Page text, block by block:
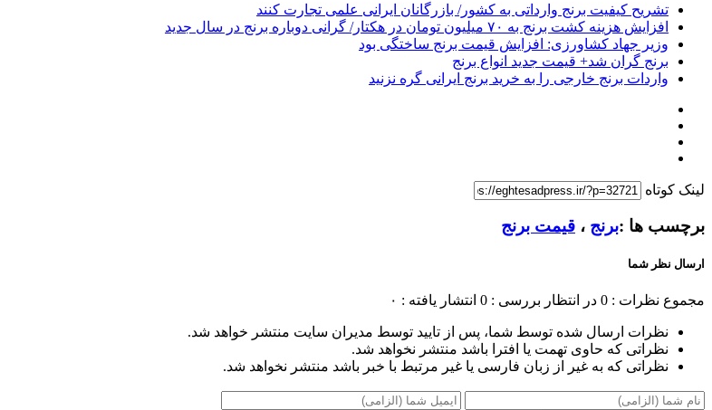
تشریح کیفیت برنج وارداتی به کشور/ بازرگانان ایرانی علمی تجارت کنند
افزایش هزینه کشت برنج به ۷۰ میلیون تومان در هکتار/ گرانی دوباره برنج در سال جدید
وزیر جهاد کشاورزی: افزایش قیمت برنج ساختگی بود
برنج گران شد+ قیمت جدید انواع برنج
واردات برنج خارجی را به خرید برنج ایرانی گره نزنید
لینک کوتاه
برچسب ها :برنج ، قیمت برنج
ارسال نظر شما
مجموع نظرات : 0 در انتظار بررسی : 0 انتشار یافته : ۰
نظرات ارسال شده توسط شما، پس از تایید توسط مدیران سایت منتشر خواهد شد.
نظراتی که حاوی تهمت یا افترا باشد منتشر نخواهد شد.
نظراتی که به غیر از زبان فارسی یا غیر مرتبط با خبر باشد منتشر نخواهد شد.